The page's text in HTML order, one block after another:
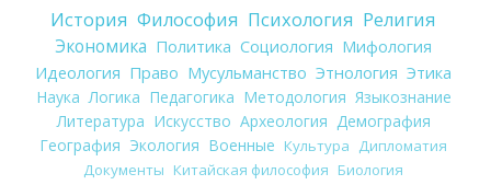
История Философия Психология Религия
Экономика Политика Социология Мифология
Идеология Право Мусульманство Этнология Этика
Наука Логика Педагогика Методология Языкознание
Литература Искусство Археология Демография
География Экология Военные Культура
Дипломатия
Документы Китайская философия Биология